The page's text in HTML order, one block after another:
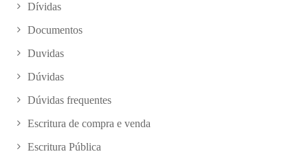
Dívidas
Documentos
Duvidas
Dúvidas
Dúvidas frequentes
Escritura de compra e venda
Escritura Pública